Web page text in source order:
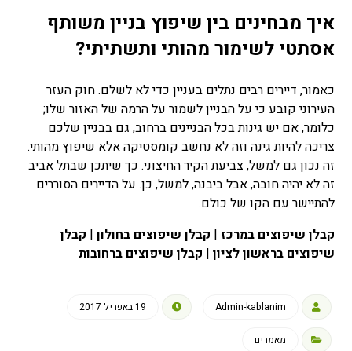
איך מבחינים בין שיפוץ בניין משותף
אסתטי לשימור מהותי ותשתיתי?
כאמור, דיירים רבים נתלים בעניין כדי לא לשלם. חוק העזר
העירוני קובע כי על הבניין לשמור על הרמה של האזור שלו;
כלומר, אם יש גינות בכל הבניינים ברחוב, גם בבניין שלכם
צריכה להיות גינה וזה לא נחשב קומסטיקה אלא שיפוץ מהותי.
זה נכון גם למשל, צביעת הקיר החיצוני. כך שיתכן שבתל אביב
זה לא יהיה חובה, אבל ביבנה, למשל, כן. על הדיירים הסוררים
להתיישר עם הקו של כולם.
קבלן שיפוצים במרכז | קבלן שיפוצים בחולון | קבלן
שיפוצים בראשון לציון | קבלן שיפוצים ברחובות
Admin-kablanim 19 באפריל 2017
מאמרים